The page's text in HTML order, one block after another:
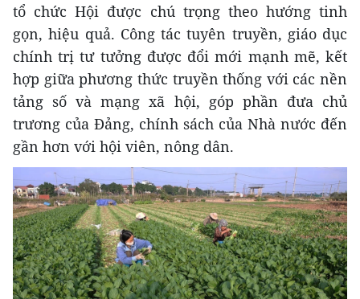
tổ chức Hội được chú trọng theo hướng tinh
gọn, hiệu quả. Công tác tuyên truyền, giáo dục
chính trị tư tưởng được đổi mới mạnh mẽ, kết
hợp giữa phương thức truyền thống với các nền
tảng số và mạng xã hội, góp phần đưa chủ
trương của Đảng, chính sách của Nhà nước đến
gần hơn với hội viên, nông dân.